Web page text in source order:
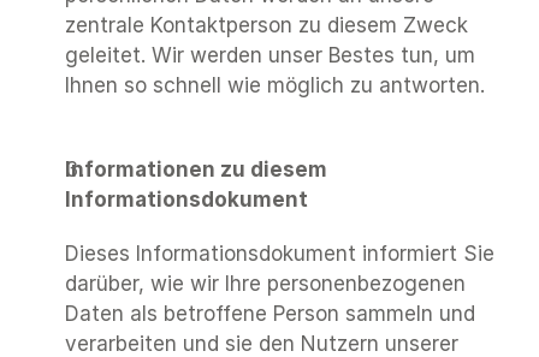
zentrale Kontaktperson zu diesem Zweck
geleitet. Wir werden unser Bestes tun, um
Ihnen so schnell wie möglich zu antworten.
Informationen zu diesem
Informationsdokument
Dieses Informationsdokument informiert Sie
darüber, wie wir Ihre personenbezogenen
Daten als betroffene Person sammeln und
verarbeiten und sie den Nutzern unserer